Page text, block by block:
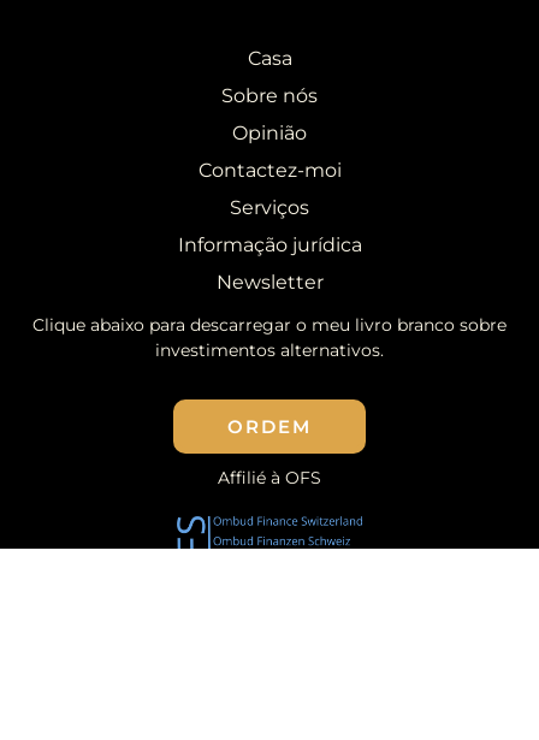
Casa
Sobre nós
Opinião
Contactez-moi
Serviços
Informação jurídica
Newsletter
Clique abaixo para descarregar o meu livro branco sobre
investimentos alternativos.
ORDEM
Affilié à OFS